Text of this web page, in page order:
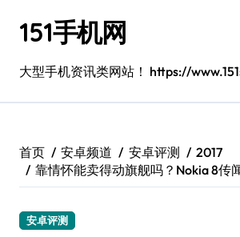
151手机网
大型手机资讯类网站！ https://
首页 安卓频道 安卓评测
2017
靠情怀能卖得动旗舰吗？Nokia 8传
安卓评测